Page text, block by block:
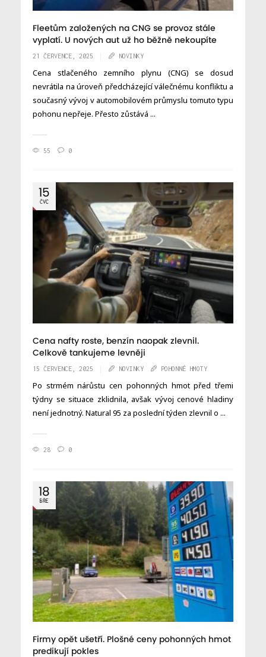
Fleetům založených na CNG se provoz stále
vyplatí. U nových aut už ho běžně nekoupíte
21 ČERVENCE, 2025 NOVINKY
Cena stlačeného zemního plynu (CNG) se dosud
nevrátila na úroveň předcházející válečnému konfliktu a
současný vývoj v automobilovém průmyslu tomuto typu
pohonu nepřeje. Přesto zůstává ...
55 0
15
ČVC
Cena nafty roste, benzín naopak zlevnil.
Celkově tankujeme levněji
15 ČERVENCE, 2025 NOVINKY POHONNÉ HMOTY
Po strmém nárůstu cen pohonných hmot před třemi
týdny se situace zklidnila, avšak vývoj cenové hladiny
není jednotný. Natural 95 za poslední týden zlevnil o ...
28 0
18
BŘE
Firmy opět ušetří. Plošné ceny pohonných hmot
predikují pokles